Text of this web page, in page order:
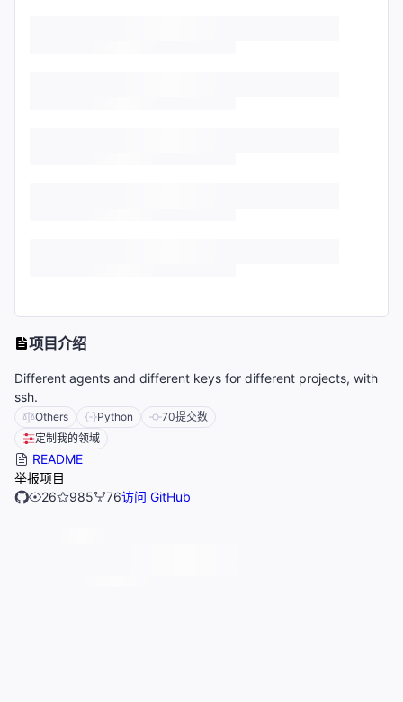
项目介绍
Different agents and different keys for different projects, with
ssh.
Others Python 70提交数
定制我的领域
README
举报项目
26
985 76访问 GitHub